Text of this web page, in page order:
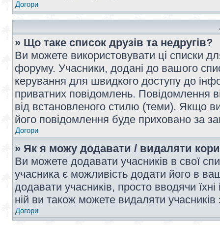
Догори
» Що таке список друзів та недругів?
Ви можете використовувати ці списки
форуму. Учасники, додані до вашого
керування для швидкого доступу до
приватних повідомлень. Повідомлення
від встановленого стилю (теми). Якщо
його повідомлення буде приховано за
Догори
» Як я можу додавати / видаляти
Ви можете додавати учасників в свої
учасника є можливість додати його в
додавати учасників, просто вводячи
ній ви також можете видаляти учасників
Догори